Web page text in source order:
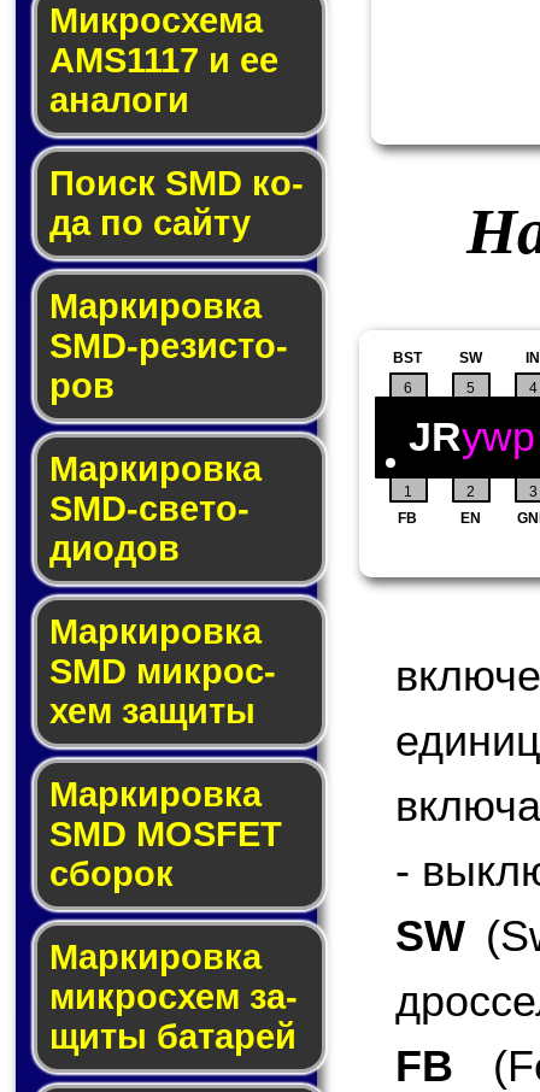
Микросхема
AMS1117 и ее
ана­ло­ги
Поиск SMD ко­
да по сай­ту
Маркировка
SMD-ре­зис­то­
ров
Маркировка
SMD-све­то­
дио­дов
Мар­ки­ров­ка
SMD мик­рос­
хем защиты
Мар­ки­ров­ка
SMD MOSFET
сбо­рок
Мар­ки­ров­ка
мик­ро­схем за­
щи­ты ба­та­рей
1 2 3
4
FB EN
IN
SW
5
6
BST
JRywp
-
SW
FB